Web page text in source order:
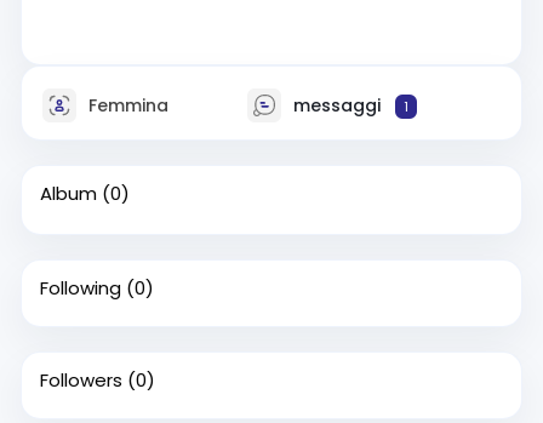
Femmina messaggi 1
Album (0)
Following (0)
Followers (0)